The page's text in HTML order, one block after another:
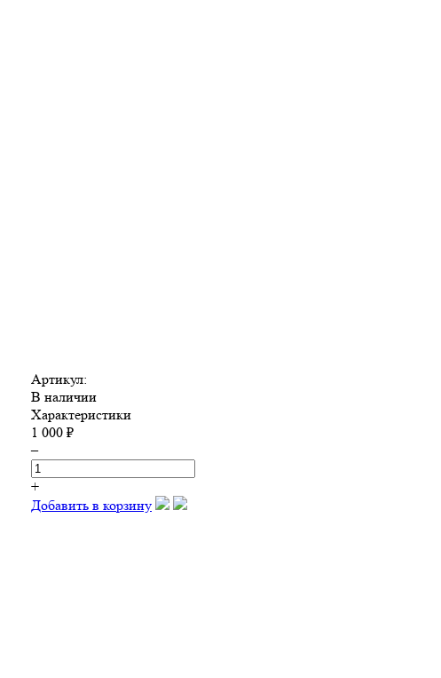
Артикул:
В наличии
Характеристики
1 000 ₽
–
+
Добавить в корзину